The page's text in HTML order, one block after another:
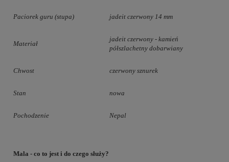
Paciorek guru (stupa) jadeit czerwony 14 mm
Materiał
jadeit czerwony - kamień
półszlachetny dobarwiany
Chwost czerwony sznurek
Stan nowa
Pochodzenie Nepal
Mala - co to jest i do czego służy?